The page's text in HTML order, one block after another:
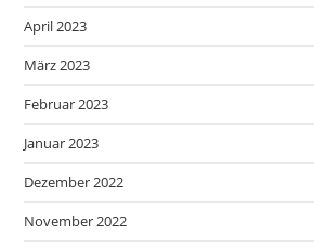
April 2023
März 2023
Februar 2023
Januar 2023
Dezember 2022
November 2022